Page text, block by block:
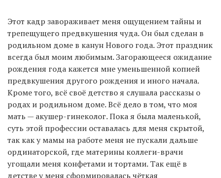
Этот кадр завораживает меня ощущением тайны и
трепещущего предвкушения чуда. Он был сделан в
родильном доме в канун Нового года. Этот праздник
всегда был моим любимым. Загорающееся ожидание
рождения года кажется мне уменьшенной копией
предвкушения другого рождения и иного начала.
Кроме того, всё своё детство я слушала рассказы о
родах и родильном доме. Всё дело в том, что моя
мать — акушер-гинеколог. Пока я была маленькой,
суть этой профессии оставалась для меня скрытой,
так как у мамы на работе меня не пускали дальше
ординаторской, где материны коллеги-врачи
угощали меня конфетами и тортами. Так ещё в
детстве у меня сформировалась чёткая